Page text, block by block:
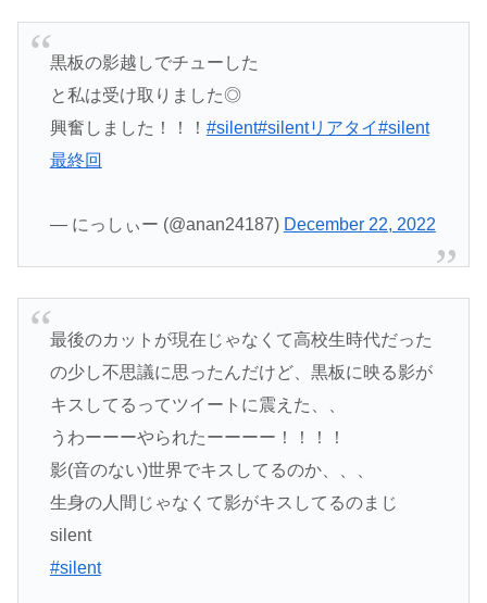
黒板の影越しでチューした
と私は受け取りました◎
興奮しました！！！ #silent#silentリアタイ#silent
最終回
— にっしぃー (@anan24187) December 22, 2022
最後のカットが現在じゃなくて高校生時代だった
の少し不思議に思ったんだけど、黒板に映る影が
キスしてるってツイートに震えた、、
うわーーーやられたーーーー！！！！
影(音のない)世界でキスしてるのか、、、
生身の人間じゃなくて影がキスしてるのまじ
silent
#silent